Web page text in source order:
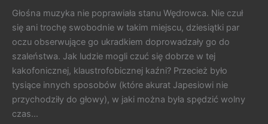
Głośna muzyka nie poprawiała stanu Wędrowca. Nie czuł
się ani trochę swobodnie w takim miejscu, dziesiątki par
oczu obserwujące go ukradkiem doprowadzały go do
szaleństwa. Jak ludzie mogli czuć się dobrze w tej
kakofonicznej, klaustrofobicznej kaźni? Przecież było
tysiące innych sposobów (które akurat Japesiowi nie
przychodziły do głowy), w jaki można była spędzić wolny
czas…